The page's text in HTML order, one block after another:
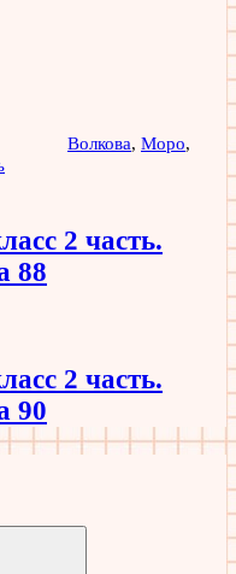
Волкова, Моро,
2 часть.
88
2 часть.
90